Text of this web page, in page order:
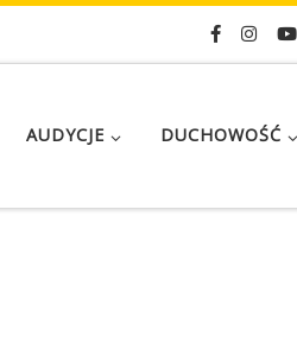
AUDYCJE DUCHOWOŚĆ